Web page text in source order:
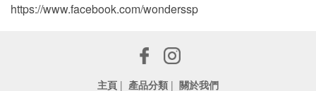
https://www.facebook.com/wonderssp
主頁 | 產品分類 | 關於我們